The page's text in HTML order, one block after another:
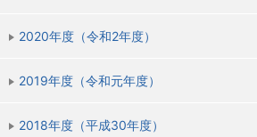
2020年度（令和2年度）
2019年度（令和元年度）
2018年度（平成30年度）